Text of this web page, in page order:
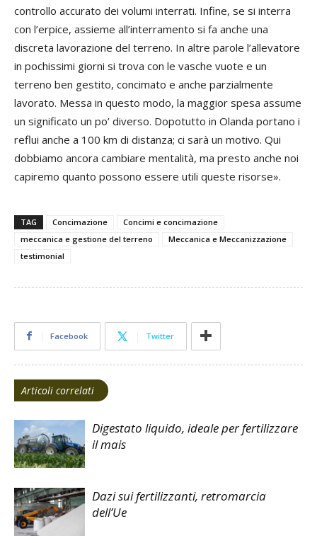
controllo accurato dei volumi interrati. Infine, se si interra
con l’erpice, assieme all’interramento si fa anche una
discreta lavorazione del terreno. In altre parole l’allevatore
in pochissimi giorni si trova con le vasche vuote e un
terreno ben gestito, concimato e anche parzialmente
lavorato. Messa in questo modo, la maggior spesa assume
un significato un po’ diverso. Dopotutto in Olanda portano i
reflui anche a 100 km di distanza; ci sarà un motivo. Qui
dobbiamo ancora cambiare mentalità, ma presto anche noi
capiremo quanto possono essere utili queste risorse».
TAG Concimazione
Concimi e concimazione
meccanica e gestione del terreno
Meccanica e Meccanizzazione
testimonial
Facebook Twitter
Articoli correlati
Digestato liquido, ideale per fertilizzare
il mais
Dazi sui fertilizzanti, retromarcia
dell’Ue